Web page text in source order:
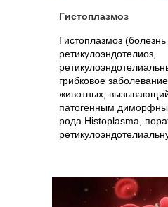
Гистоплазмоз
Гистоплазмоз (болезнь
ретикулоэндотелиоз,
грибковое
животных,
патогенным
рода Histoplasma,